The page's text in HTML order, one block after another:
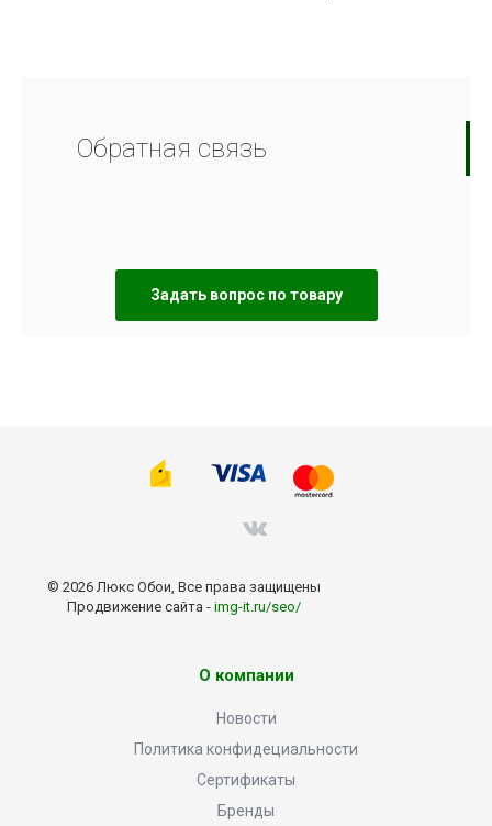
Обратная связь
Задать вопрос по товару
© 2026 Люкс Обои, Все права защищены
Продвижение сайта - img-it.ru/seo/
О компании
Новости
Политика конфидециальности
Сертификаты
Бренды